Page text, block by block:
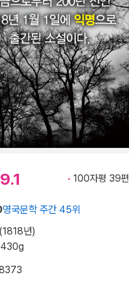
9.1 100자평 39편
영국문학 주간 45위
년)
430g